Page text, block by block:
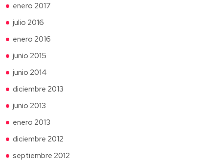
enero 2017
julio 2016
enero 2016
junio 2015
junio 2014
diciembre 2013
junio 2013
enero 2013
diciembre 2012
septiembre 2012